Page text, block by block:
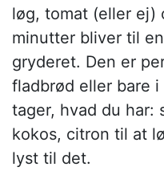
løg, tomat (eller ej)
minutter bliver til
gryderet. Den er
fladbrød eller bare
tager, hvad du har:
kokos, citron til at
lyst til det.